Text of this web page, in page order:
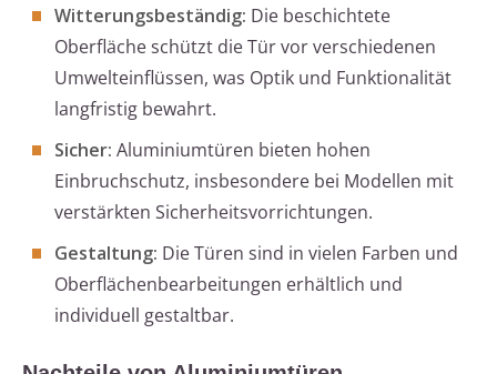
Witterungsbeständig: Die beschichtete
Oberfläche schützt die Tür vor verschiedenen
Umwelteinflüssen, was Optik und Funktionalität
langfristig bewahrt.
Sicher: Aluminiumtüren bieten hohen
Einbruchschutz, insbesondere bei Modellen mit
verstärkten Sicherheitsvorrichtungen.
Gestaltung: Die Türen sind in vielen Farben und
Oberflächenbearbeitungen erhältlich und
individuell gestaltbar.